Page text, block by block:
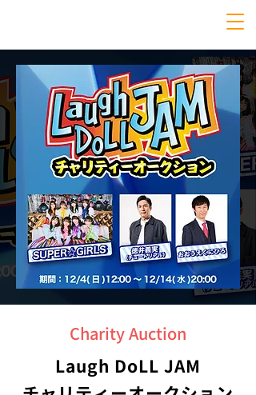
Charity Auction
Laugh DoLL JAM